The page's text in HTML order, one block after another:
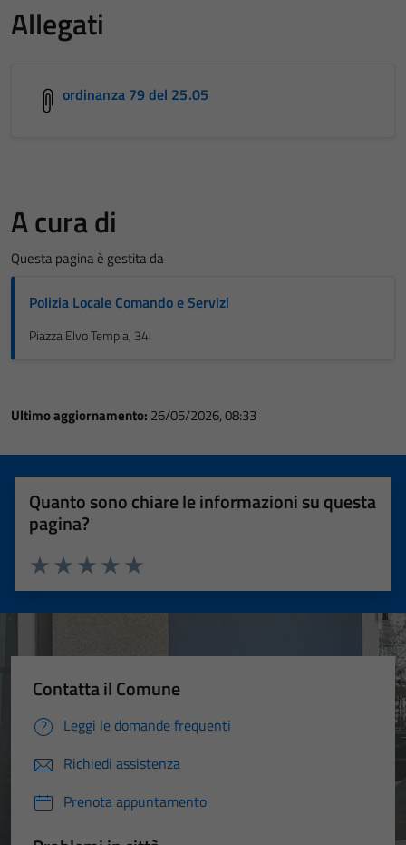
Allegati
ordinanza 79 del 25.05
A cura di
Questa pagina è gestita da
Polizia Locale Comando e Servizi
Piazza Elvo Tempia, 34
Ultimo aggiornamento: 26/05/2026, 08:33
Quanto sono chiare le informazioni su questa
pagina?
Valuta 5 stelle su 5
Valuta 4 stelle su 5
Valuta 3 stelle su 5
Valuta 2 stelle su 5
Valuta 1 stelle su 5
Contatta il Comune
Leggi le domande frequenti
Richiedi assistenza
Prenota appuntamento